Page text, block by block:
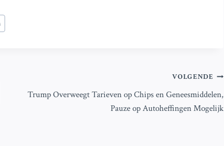
VOLGENDE
Trump Overweegt Tarieven op Chips en Geneesmiddelen,
Pauze op Autoheffingen Mogelijk